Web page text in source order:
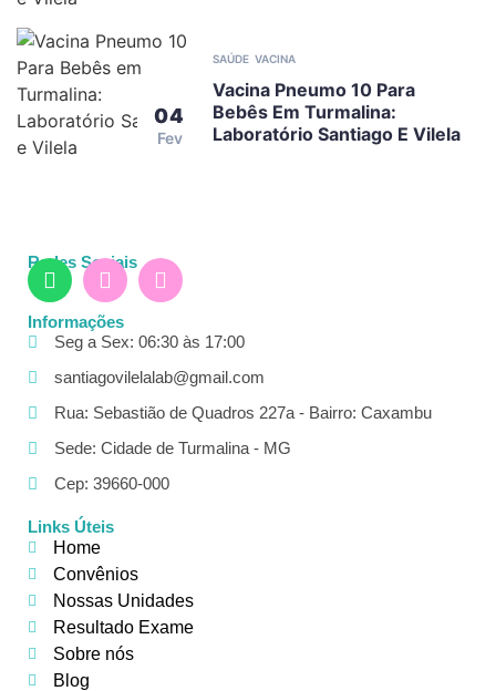
04
Fev
SAÚDE VACINA
Vacina Pneumo 10 Para
Bebês Em Turmalina:
Laboratório Santiago E Vilela
Redes Sociais
Informações
Seg a Sex: 06:30 às 17:00
santiagovilelalab@gmail.com
Rua: Sebastião de Quadros 227a - Bairro: Caxambu
Sede: Cidade de Turmalina - MG
Cep: 39660-000
Links Úteis
Home
Convênios
Nossas Unidades
Resultado Exame
Sobre nós
Blog